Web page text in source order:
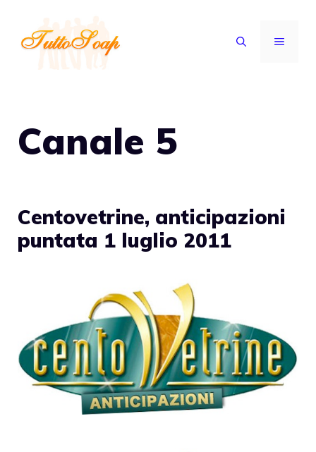
contenuto
MENU
Canale 5
Centovetrine, anticipazioni
puntata 1 luglio 2011